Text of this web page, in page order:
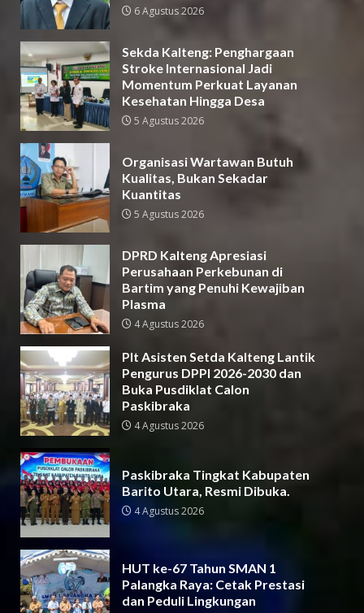
6 Agustus 2026
Sekda Kalteng: Penghargaan
Stroke Internasional Jadi
Momentum Perkuat Layanan
Kesehatan Hingga Desa
5 Agustus 2026
Organisasi Wartawan Butuh
Kualitas, Bukan Sekadar
Kuantitas
5 Agustus 2026
DPRD Kalteng Apresiasi
Perusahaan Perkebunan di
Bartim yang Penuhi Kewajiban
Plasma
4 Agustus 2026
Plt Asisten Setda Kalteng Lantik
Pengurus DPPI 2026-2030 dan
Buka Pusdiklat Calon
Paskibraka
4 Agustus 2026
Paskibraka Tingkat Kabupaten
Barito Utara, Resmi Dibuka.
4 Agustus 2026
HUT ke-67 Tahun SMAN 1
Palangka Raya: Cetak Prestasi
dan Peduli Lingkungan